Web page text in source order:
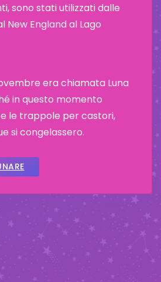
sono stati utilizzati dalle
New England al Lago
era chiamata Luna
in questo momento
le trappole per castori,
si congelassero.